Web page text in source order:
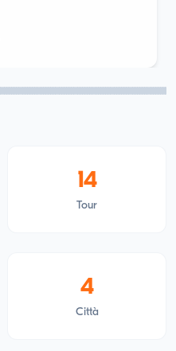
14
Tour
4
Città